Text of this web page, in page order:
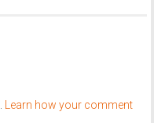
Learn how your comment